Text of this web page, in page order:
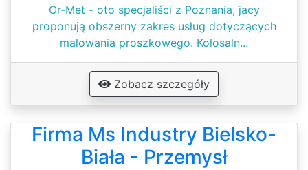
Or-Met - oto specjaliści z Poznania, jacy
proponują obszerny zakres usług dotyczących
malowania proszkowego. Kolosaln...
Zobacz szczegóły
Firma Ms Industry Bielsko-
Biała - Przemysł